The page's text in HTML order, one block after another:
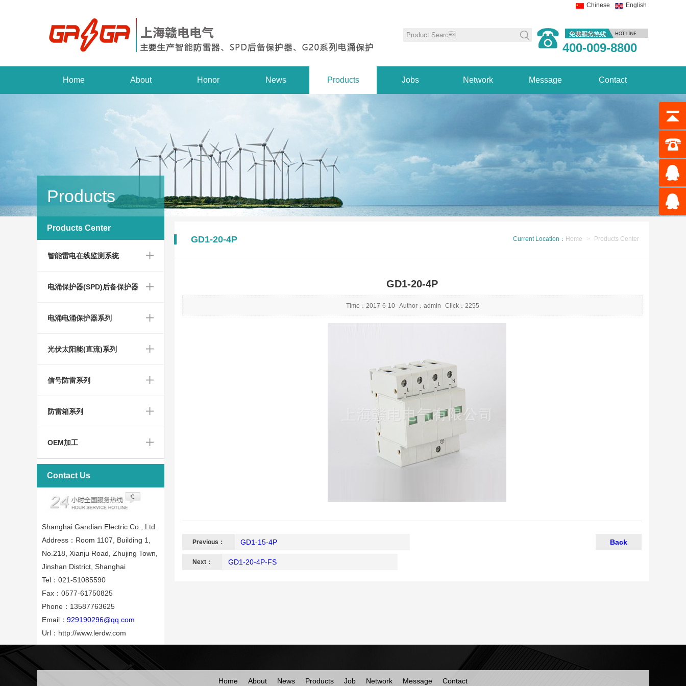
Chinese English
400-009-8800
Home About Honor News Products Jobs Network Message Contact
Products
Products Center
智能雷电在线监测系统
电涌保护器(SPD)后备保护器
电涌电涌保护器系列
光伏太阳能(直流)系列
信号防雷系列
防雷箱系列
OEM加工
Contact Us
Shanghai Gandian Electric Co., Ltd.
Address：Room 1107, Building 1,
No.218, Xianju Road, Zhujing Town,
Jinshan District, Shanghai
Tel：021-51085590
Fax：0577-61750825
Phone：13587763625
Email： 929190296@qq.com
Url：http://www.lerdw.com
GD1-20-4P Current Location： Home > Products Center
GD1-20-4P
Time： 2017-6-10 Author： admin Click：2255
Previous： GD1-15-4P
Next： GD1-20-4P-FS
Back
Home About News Products Job Network Message Contact